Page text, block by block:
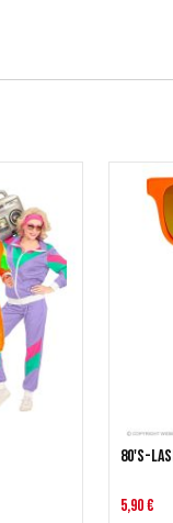
80's-
5,90 €